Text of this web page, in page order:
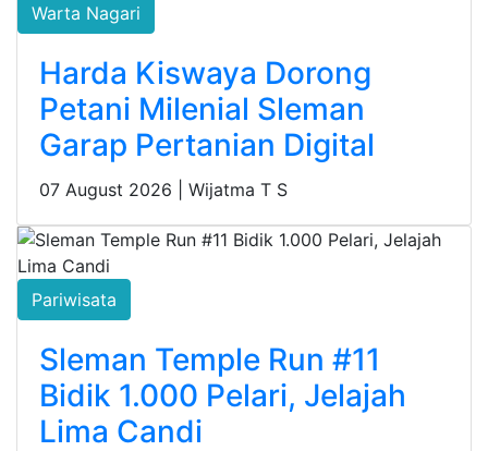
Warta Nagari
Harda Kiswaya Dorong
Petani Milenial Sleman
Garap Pertanian Digital
07 August 2026 | Wijatma T S
Pariwisata
Sleman Temple Run #11
Bidik 1.000 Pelari, Jelajah
Lima Candi